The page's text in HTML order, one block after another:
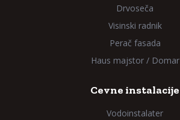
Drvoseča
Visinski radnik
Perač fasada
Haus majstor / Domar
Cevne instalacije
Vodoinstalater